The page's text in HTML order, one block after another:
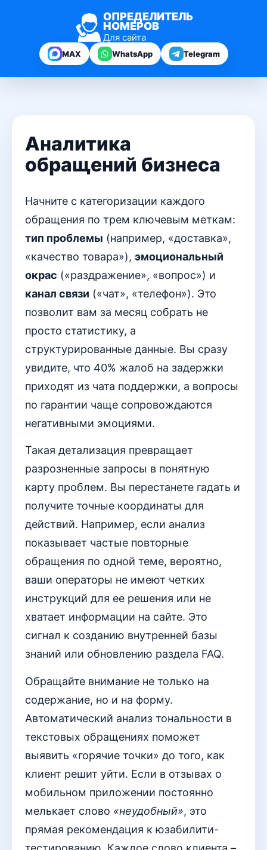
ОПРЕДЕЛИТЕЛЬ
НОМЕРОВ
Для сайта
MAX WhatsApp Telegram
Аналитика
обращений бизнеса
Начните с категоризации каждого
обращения по трем ключевым меткам:
тип проблемы (например, «доставка»,
«качество товара»), эмоциональный
окрас («раздражение», «вопрос») и
канал связи («чат», «телефон»). Это
позволит вам за месяц собрать не
просто статистику, а
структурированные данные. Вы сразу
увидите, что 40% жалоб на задержки
приходят из чата поддержки, а вопросы
по гарантии чаще сопровождаются
негативными эмоциями.
Такая детализация превращает
разрозненные запросы в понятную
карту проблем. Вы перестанете гадать и
получите точные координаты для
действий. Например, если анализ
показывает частые повторные
обращения по одной теме, вероятно,
ваши операторы не имеют четких
инструкций для ее решения или не
хватает информации на сайте. Это
сигнал к созданию внутренней базы
знаний или обновлению раздела FAQ.
Обращайте внимание не только на
содержание, но и на форму.
Автоматический анализ тональности в
текстовых обращениях поможет
выявить «горячие точки» до того, как
клиент решит уйти. Если в отзывах о
мобильном приложении постоянно
мелькает слово «неудобный», это
прямая рекомендация к юзабилити-